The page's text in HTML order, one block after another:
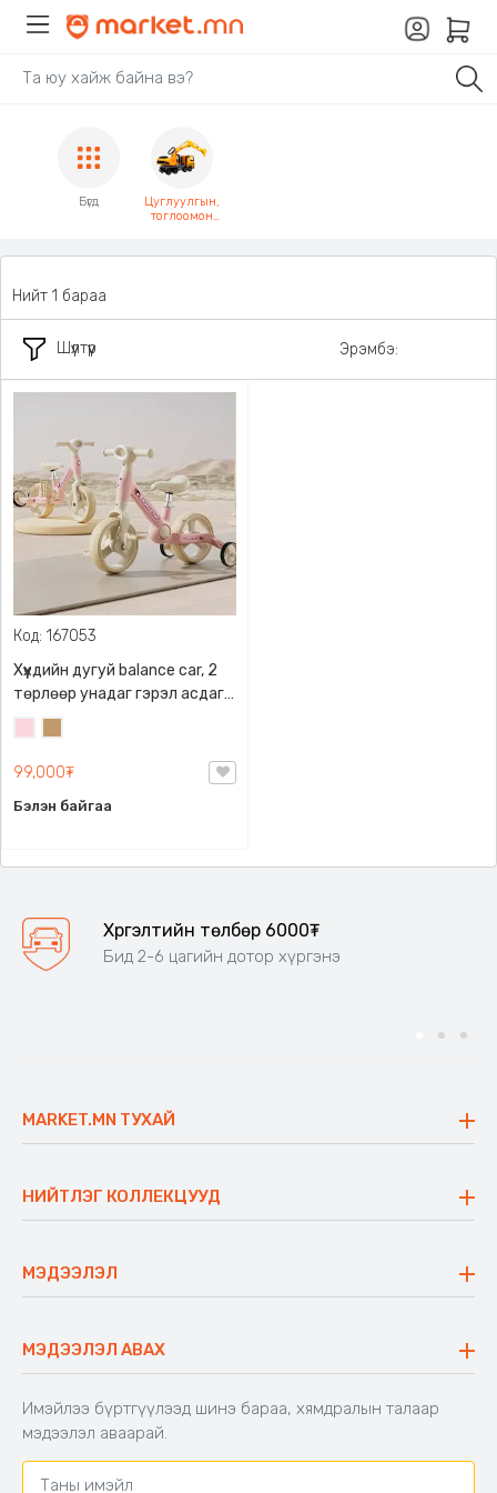
Бүгд
Цуглуулгын,
тоглоомон
Шүүлтүүр
Нийт 1 бараа
Эрэмбэ:
Код: 167053
Хүүхдийн дугуй balance car, 2
төрлөөр унадаг гэрэл асдаг
дуу дуугардаг
99,000₮
Бэлэн байгаа
Хүргэлтийн төлбөр 6000₮
Бид 2-6 цагийн дотор хүргэнэ
MARKET.MN ТУХАЙ
Үнэт зүйлс
Ажлын байр
Блог
НИЙТЛЭГ КОЛЛЕКЦУУД
Сүүдрэвч
Аяны ширээ
Аяны түшлэгтэй сандал
МЭДЭЭЛЭЛ
Буцаалтын журам
Захиалга шалгах
Хамтран ажиллах
Холбоо барих
МЭДЭЭЛЭЛ АВАХ
Имэйлээ бүртгүүлээд шинэ бараа, хямдралын талаар
мэдээлэл аваарай.